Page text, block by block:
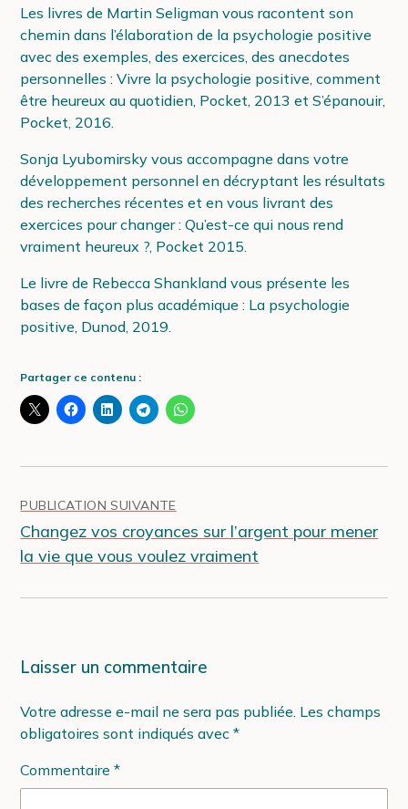
Les livres de Martin Seligman vous racontent son
chemin dans l’élaboration de la psychologie positive
avec des exemples, des exercices, des anecdotes
personnelles : Vivre la psychologie positive, comment
être heureux au quotidien, Pocket, 2013 et S’épanouir,
Pocket, 2016.
Sonja Lyubomirsky vous accompagne dans votre
développement personnel en décryptant les résultats
des recherches récentes et en vous livrant des
exercices pour changer : Qu’est-ce qui nous rend
vraiment heureux ?, Pocket 2015.
Le livre de Rebecca Shankland vous présente les
bases de façon plus académique : La psychologie
positive, Dunod, 2019.
Partager ce contenu :
Navigation
de
l’article
PUBLICATION SUIVANTE:
Changez vos croyances sur l’argent pour mener
la vie que vous voulez vraiment
Laisser un commentaire
Votre adresse e-mail ne sera pas publiée. Les champs
obligatoires sont indiqués avec*
Commentaire*